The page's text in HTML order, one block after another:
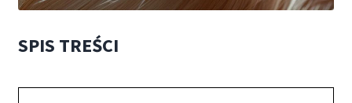
SPIS TREŚCI